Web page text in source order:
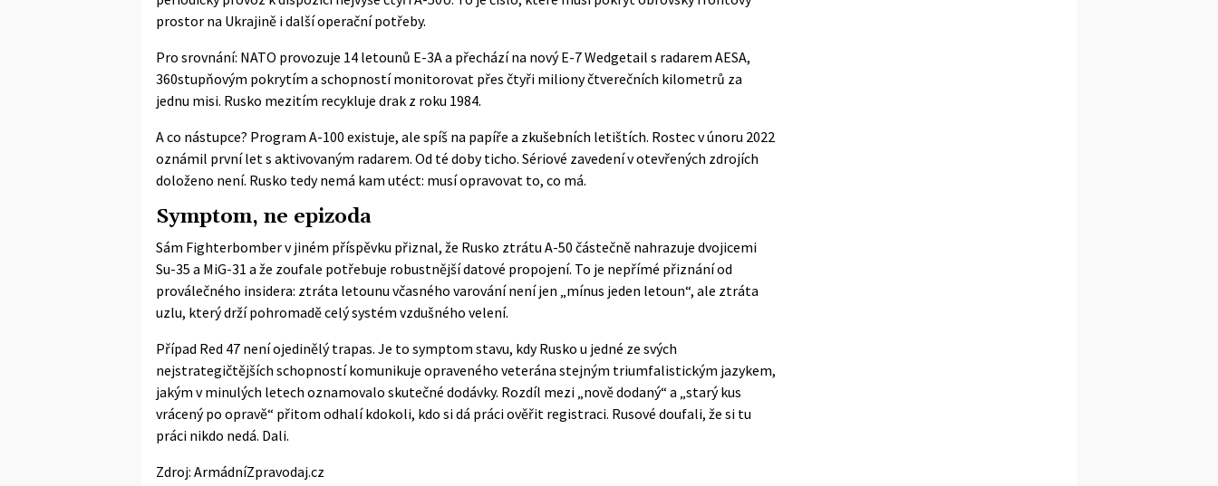
prostor na Ukrajině i další operační potřeby.
Pro srovnání: NATO provozuje 14 letounů E-3A a přechází na nový E-7 Wedgetail s radarem AESA,
360stupňovým pokrytím a schopností monitorovat přes čtyři miliony čtverečních kilometrů za
jednu misi. Rusko mezitím recykluje drak z roku 1984.
A co nástupce? Program A-100 existuje, ale spíš na papíře a zkušebních letištích. Rostec v únoru 2022
oznámil první let s aktivovaným radarem. Od té doby ticho. Sériové zavedení v otevřených zdrojích
doloženo není. Rusko tedy nemá kam utéct: musí opravovat to, co má.
Symptom, ne epizoda
Sám Fighterbomber v jiném příspěvku přiznal, že Rusko ztrátu A-50 částečně nahrazuje dvojicemi
Su-35 a MiG-31 a že zoufale potřebuje robustnější datové propojení. To je nepřímé přiznání od
proválečného insidera: ztráta letounu včasného varování není jen „mínus jeden letoun“, ale ztráta
uzlu, který drží pohromadě celý systém vzdušného velení.
Případ Red 47 není ojedinělý trapas. Je to symptom stavu, kdy Rusko u jedné ze svých
nejstrategičtějších schopností komunikuje opraveného veterána stejným triumfalistickým jazykem,
jakým v minulých letech oznamovalo skutečné dodávky. Rozdíl mezi „nově dodaný“ a „starý kus
vrácený po opravě“ přitom odhalí kdokoli, kdo si dá práci ověřit registraci. Rusové doufali, že si tu
práci nikdo nedá. Dali.
Zdroj: ArmádníZpravodaj.cz